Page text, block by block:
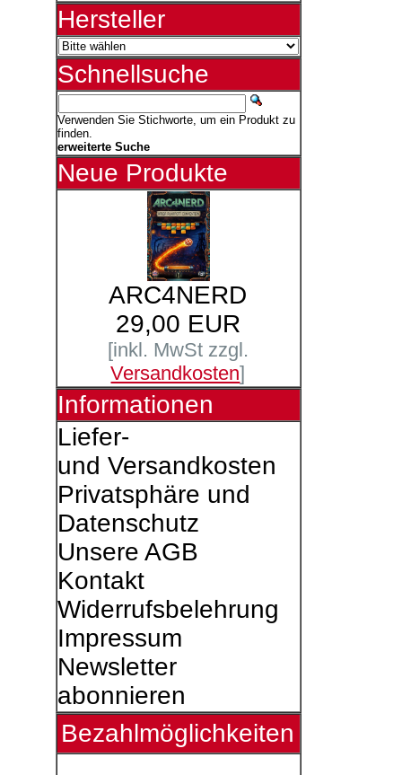
Hersteller
Schnellsuche
Verwenden Sie Stichworte, um ein Produkt zu
finden.
erweiterte Suche
Neue Produkte
ARC4NERD
29,00 EUR
[inkl. MwSt zzgl.
Versandkosten]
Informationen
Liefer-
und Versandkosten
Privatsphäre und
Datenschutz
Unsere AGB
Kontakt
Widerrufsbelehrung
Impressum
Newsletter
abonnieren
Bezahlmöglichkeiten